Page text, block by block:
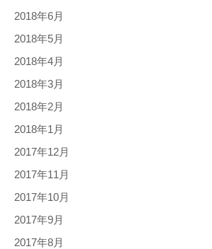
2018年6月
2018年5月
2018年4月
2018年3月
2018年2月
2018年1月
2017年12月
2017年11月
2017年10月
2017年9月
2017年8月